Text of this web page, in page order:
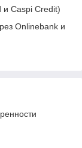
и Caspi Credit)
Onlinebank и